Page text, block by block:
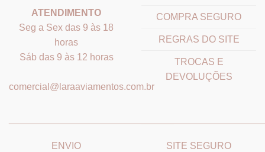
ATENDIMENTO
Seg a Sex das 9 às 18
horas
Sáb das 9 às 12 horas
comercial@laraaviamentos.com.br
COMPRA SEGURO
REGRAS DO SITE
TROCAS E
DEVOLUÇÕES
ENVIO SITE SEGURO